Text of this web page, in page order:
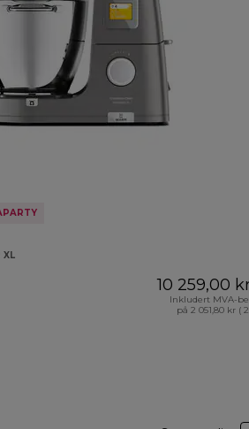
XL
10 259,00
Inkludert MVA-
på 2 051,80 kr (